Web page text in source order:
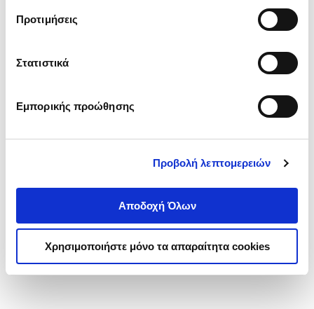
Προτιμήσεις
Στατιστικά
Εμπορικής προώθησης
Προβολή λεπτομερειών
Αποδοχή Όλων
Χρησιμοποιήστε μόνο τα απαραίτητα cookies